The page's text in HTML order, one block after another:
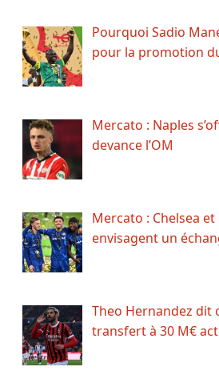
Pourquoi Sadio
pour la promotion
Mercato : Naples
devance l’OM
Mercato : Chelsea
envisagent un
Theo Hernandez dit
transfert à 30 M€